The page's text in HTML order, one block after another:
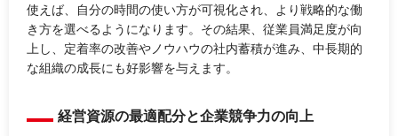
使えば、自分の時間の使い方が可視化され、より戦略的な働
き方を選べるようになります。その結果、従業員満足度が向
上し、定着率の改善やノウハウの社内蓄積が進み、中長期的
な組織の成長にも好影響を与えます。
経営資源の最適配分と企業競争力の向上